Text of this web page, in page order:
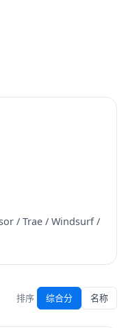
/ Trae / Windsurf /
排序 综合分 名称